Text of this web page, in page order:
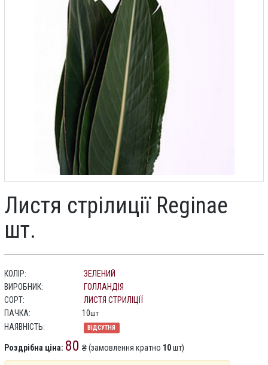
Листя стрілиції Reginae
шт.
КОЛІР:
ЗЕЛЕНИЙ
ВИРОБНИК:
ГОЛЛАНДІЯ
СОРТ:
ЛИСТЯ СТРИЛІЦІЇ
ПАЧКА:
10шт
НАЯВНІСТЬ: ВІДСУТНЯ
Роздрібна ціна: 80 ₴ (замовлення кратно 10шт)